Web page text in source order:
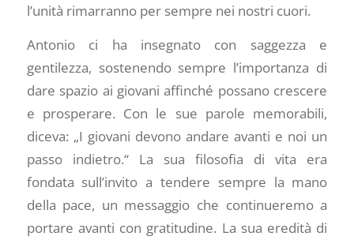
l’unità rimarranno per sempre nei nostri cuori.
Antonio ci ha insegnato con saggezza e
gentilezza, sostenendo sempre l’importanza di
dare spazio ai giovani affinché possano crescere
e prosperare. Con le sue parole memorabili,
diceva: „I giovani devono andare avanti e noi un
passo indietro.“ La sua filosofia di vita era
fondata sull’invito a tendere sempre la mano
della pace, un messaggio che continueremo a
portare avanti con gratitudine. La sua eredità di